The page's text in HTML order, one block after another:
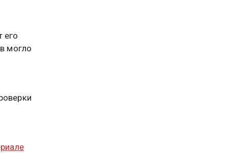
его
могло